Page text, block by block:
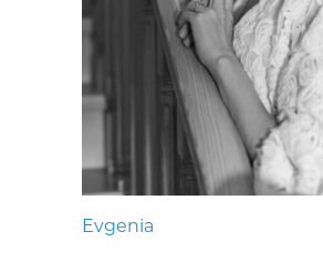
Evgenia